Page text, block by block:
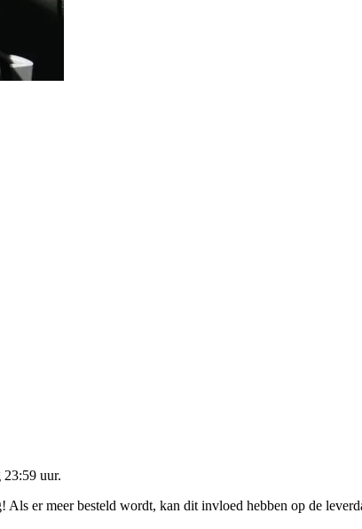
23:59 uur.
er meer besteld wordt, kan dit invloed hebben op de